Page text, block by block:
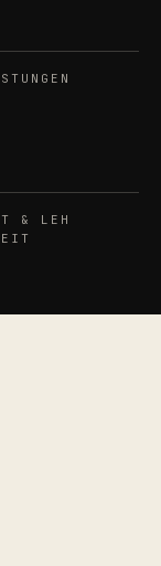
& LEH